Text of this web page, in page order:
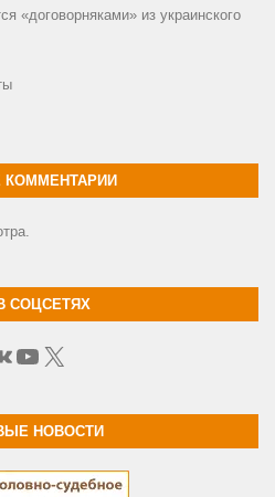
«договорняками» из украинского
СОЦСЕТЯХ
YouTube
X
НОВОСТИ